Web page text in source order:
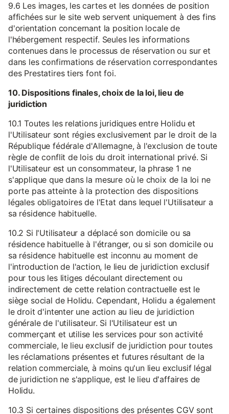
9.6 Les images, les cartes et les données de position
affichées sur le site web servent uniquement à des fins
d'orientation concernant la position locale de
l'hébergement respectif. Seules les informations
contenues dans le processus de réservation ou sur et
dans les confirmations de réservation correspondantes
des Prestatires tiers font foi.
10. Dispositions finales, choix de la loi, lieu de
juridiction
10.1 Toutes les relations juridiques entre Holidu et
l'Utilisateur sont régies exclusivement par le droit de la
République fédérale d'Allemagne, à l'exclusion de toute
règle de conflit de lois du droit international privé. Si
l'Utilisateur est un consommateur, la phrase 1 ne
s'applique que dans la mesure où le choix de la loi ne
porte pas atteinte à la protection des dispositions
légales obligatoires de l'Etat dans lequel l'Utilisateur a
sa résidence habituelle.
10.2 Si l'Utilisateur a déplacé son domicile ou sa
résidence habituelle à l'étranger, ou si son domicile ou
sa résidence habituelle est inconnu au moment de
l'introduction de l'action, le lieu de juridiction exclusif
pour tous les litiges découlant directement ou
indirectement de cette relation contractuelle est le
siège social de Holidu. Cependant, Holidu a également
le droit d'intenter une action au lieu de juridiction
générale de l'utilisateur. Si l'Utilisateur est un
commerçant et utilise les services pour son activité
commerciale, le lieu exclusif de juridiction pour toutes
les réclamations présentes et futures résultant de la
relation commerciale, à moins qu'un lieu exclusif légal
de juridiction ne s'applique, est le lieu d'affaires de
Holidu.
10.3 Si certaines dispositions des présentes CGV sont